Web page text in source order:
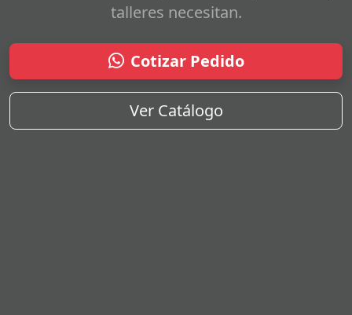
talleres necesitan.
Cotizar Pedido
Ver Catálogo